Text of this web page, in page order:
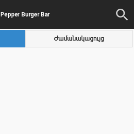
Pepper Burger Bar
Ժամանակացույց